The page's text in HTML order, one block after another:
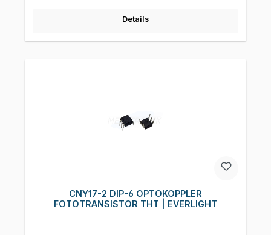
Details
CNY17-2 DIP-6 OPTOKOPPLER
FOTOTRANSISTOR THT | EVERLIGHT